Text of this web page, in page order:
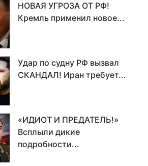
НОВАЯ УГРОЗА ОТ РФ!
Кремль применил новое...
Удар по судну РФ вызвал
СКАНДАЛ! Иран требует...
«ИДИОТ И ПРЕДАТЕЛЬ!»
Всплыли дикие
подробности...